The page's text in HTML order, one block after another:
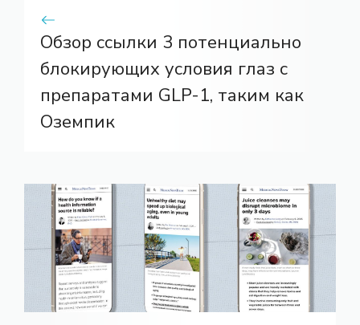
Обзор ссылки 3 потенциально
блокирующих условия глаз с
препаратами GLP-1, таким как
Оземпик